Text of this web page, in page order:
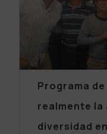
Programa
realmente la
diversidad